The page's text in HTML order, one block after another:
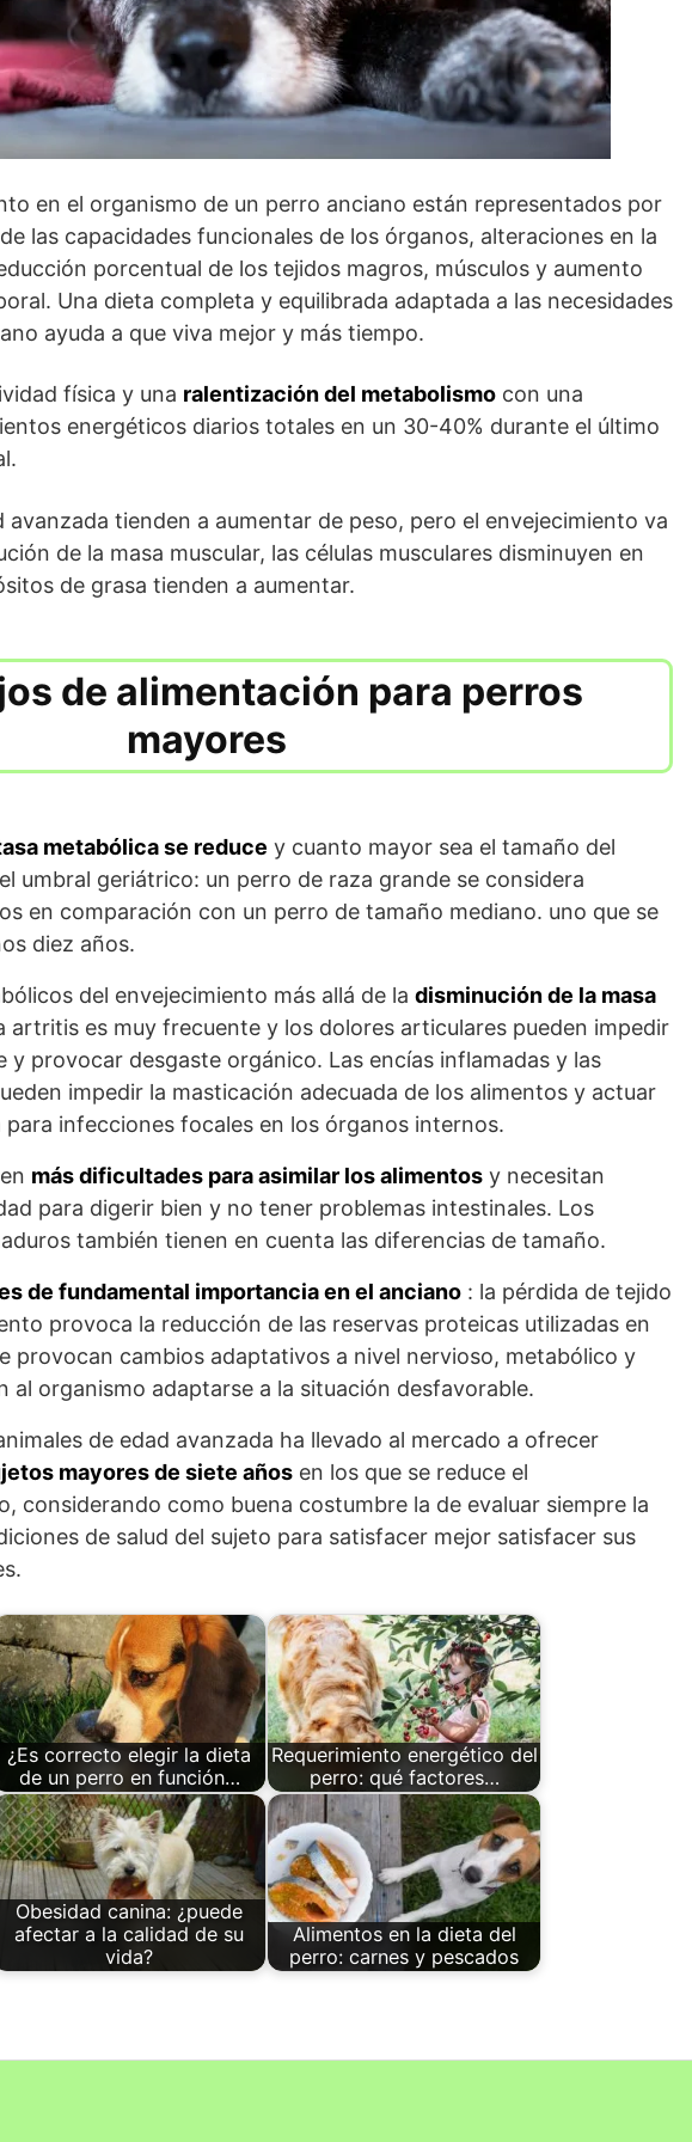
en el organismo de un perro anciano están representados por
las capacidades funcionales de los órganos, alteraciones en la
porcentual de los tejidos magros, músculos y aumento
Una dieta completa y equilibrada adaptada a las necesidades
ayuda a que viva mejor y más tiempo.
física y una ralentización del metabolismo con una
energéticos diarios totales en un 30-40% durante el último
tienden a aumentar de peso, pero el envejecimiento va
de la masa muscular, las células musculares disminuyen en
de grasa tienden a aumentar.
de alimentación para perros
mayores
metabólica se reduce y cuanto mayor sea el tamaño del
umbral geriátrico: un perro de raza grande se considera
en comparación con un perro de tamaño mediano. uno que se
diez años.
del envejecimiento más allá de la disminución de la masa
artritis es muy frecuente y los dolores articulares pueden impedir
y provocar desgaste orgánico. Las encías inflamadas y las
impedir la masticación adecuada de los alimentos y actuar
infecciones focales en los órganos internos.
más dificultades para asimilar los alimentos y necesitan
para digerir bien y no tener problemas intestinales. Los
también tienen en cuenta las diferencias de tamaño.
de fundamental importancia en el anciano : la pérdida de tejido
provoca la reducción de las reservas proteicas utilizadas en
provocan cambios adaptativos a nivel nervioso, metabólico y
al organismo adaptarse a la situación desfavorable.
de edad avanzada ha llevado al mercado a ofrecer
mayores de siete años en los que se reduce el
considerando como buena costumbre la de evaluar siempre la
de salud del sujeto para satisfacer mejor satisfacer sus
¿Es correcto elegir la dieta
de un perro en función…
Requerimiento energético del
perro: qué factores…
Obesidad canina: ¿puede
afectar a la calidad de su
vida?
Alimentos en la dieta del
perro: carnes y pescados